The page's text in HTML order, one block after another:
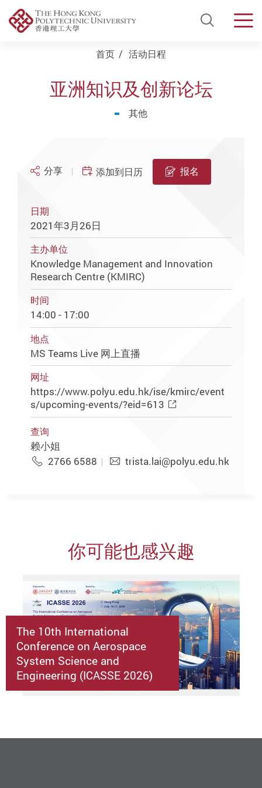
Open
首页 活动日程
亚洲知识及创新论坛
其他
分享 添加到日历 报名
日期
2021年3月26日
主办单位
Knowledge Management and Innovation
Research Centre (KMIRC)
时间
14:00 - 17:00
地点
MS Teams Live 网上直播
网址
https://www.polyu.edu.hk/ise/kmirc/event
s/upcoming-events/?eid=613
查询
赖小姐
2766 6588
trista.lai@polyu.edu.hk
你可能也感兴趣
The 10th International
Conference on Aerospace
System Science and
Engineering (ICASSE 2026)